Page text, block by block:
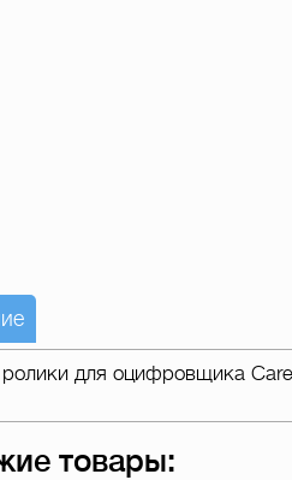
для оцифровщика
товары: